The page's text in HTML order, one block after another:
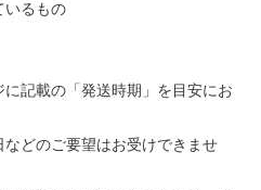
いるもの
記載の「発送時期」を目安にお
どのご要望はお受けできませ